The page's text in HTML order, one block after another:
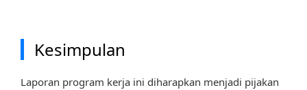
Kesimpulan
Laporan program kerja ini diharapkan menjadi pijakan